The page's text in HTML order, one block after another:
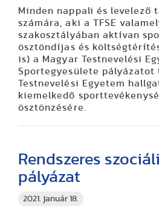
Minden nappali és levelező
számára, aki a TFSE
szakosztályában aktívan
ösztöndíjas és
is) a Magyar Testnevelési
Sportegyesülete pályázatot
Testnevelési Egyetem
kiemelkedő
ösztönzésére.
2021. január 18.
Rendszeres
pályázat